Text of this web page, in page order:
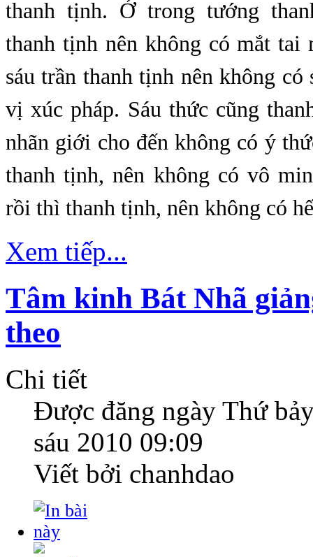
thanh tịnh. Ở trong tướng
thanh tịnh nên không có mắt
sáu trần thanh tịnh nên không có
vị xúc pháp. Sáu thức cũng
nhãn giới cho đến không có ý
thanh tịnh, nên không có vô
rồi thì thanh tịnh, nên không có
Xem tiếp...
Tâm kinh Bát Nhã
theo
Chi tiết
Được đăng ngày Thứ
sáu 2010 09:09
Viết bởi chanhdao